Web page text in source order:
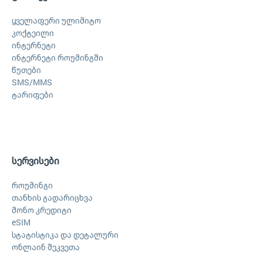
ყველაფერი ულიმიტო
კოქტეილი
ინტერნეტი
ინტერნეტი როუმინგში
წუთები
SMS/MMS
ტარიფები
სერვისები
როუმინგი
თანხის გადარიცხვა
მონო კრედიტი
eSIM
სტატისტიკა და დეტალური
ონლაინ შეკვეთა